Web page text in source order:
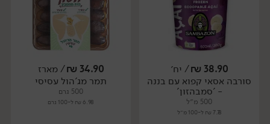
יח׳ יח׳
38.90
₪/ יח׳
סורבה אסאי קפוא עם בננה
- 'סמבהזון'
500 מ״ל
7.78 ₪ ל-100 מ״ל
34.90
₪/ מארז
תמר מג'הול עסיסי
500 גרם
6.98 ₪ ל-100 גרם